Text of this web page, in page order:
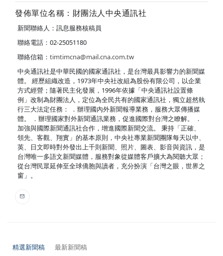
發佈單位名稱：財團法人中央通訊社
新聞聯絡人：訊息服務核稿員
聯絡電話：02-25051180
聯絡信箱： timtimcna@mail.cna.com.tw
中央通訊社是中華民國的國家通訊社，是台灣最具影響力的新聞媒
體。 經歷組織改造，1973年中央社改組為股份有限公司，以企業
方式經營；隨著民主化發展，1996年依據「中央通訊社設置條
例」改制為財團法人，定位為全民共有的國家通訊社，獨立超然執
行三大法定任務： ．辦理國內外新聞報導業務，服務大眾傳播媒
體。 ．辦理國家對外新聞通訊業務，促進國際對台灣之瞭解。 ．
加強與國際新聞通訊社合作，增進國際新聞交流。 秉持「正確、
領先、客觀、翔實」的基本原則，中央社專業新聞團隊每天以中、
英、日文即時對外發出上千則新聞、照片、圖表、影音與資訊，是
台灣唯一多語文新聞媒體，服務對象從媒體客戶擴大為閱聽大眾；
從台灣民眾延伸至全球僑胞與讀者，充分扮演「台灣之眼，世界之
窗」。
精選新聞稿 最新新聞稿